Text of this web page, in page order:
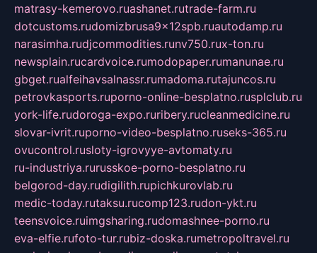
matrasy-kemerovo.ruashanet.rutrade-farm.ru
dotcustoms.rudomizbrusa9x12spb.ruautodamp.ru
narasimha.rudjcommodities.runv750.rux-ton.ru
newsplain.rucardvoice.rumodopaper.rumanunae.ru
gbget.rualfeihavsalnassr.rumadoma.rutajuncos.ru
petrovkasports.ruporno-online-besplatno.rusplclub.ru
york-life.rudoroga-expo.ruribery.rucleanmedicine.ru
slovar-ivrit.ruporno-video-besplatno.ruseks-365.ru
ovucontrol.rusloty-igrovyye-avtomaty.ru
ru-industriya.rurusskoe-porno-besplatno.ru
belgorod-day.rudigilith.rupichkurovlab.ru
medic-today.rutaksu.rucomp123.rudon-ykt.ru
teensvoice.ruimgsharing.rudomashnee-porno.ru
eva-elfie.rufoto-tur.rubiz-doska.rumetropoltravel.ru